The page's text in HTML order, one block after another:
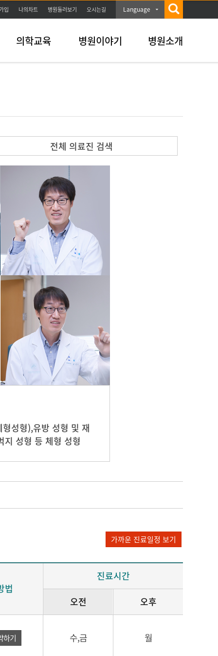
입 나의차트 병원둘러보기 오시는길 Language
의학교육 병원이야기 병원소개
전체 의료진 검색
성형),유방 성형 및 재
지 성형 등 체형 성형
가까운 진료일정 보기
법
진료시간
오전
오후
하기 수,금 월